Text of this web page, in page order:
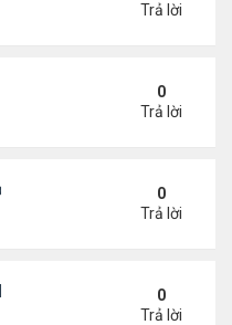
Trả lời
0
Trả lời
khuyến khích sinh đẻ ở
0
Trả lời
rút ngắn tuổi thọ
0
Trả lời